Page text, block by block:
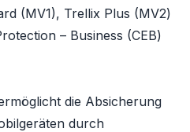
(MV1), Trellix Plus (MV2)
– Business (CEB)
die Absicherung
durch